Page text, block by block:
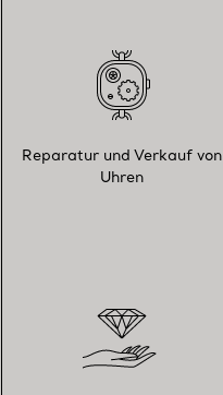
Reparatur und Verkauf von
Uhren